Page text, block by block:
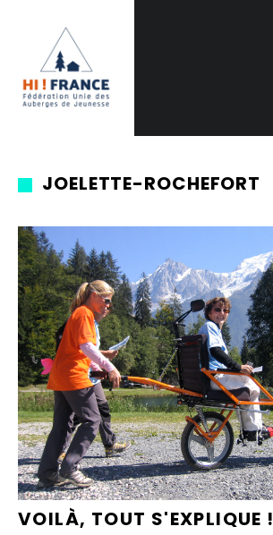
JOELETTE-ROCHEFORT
VOILÀ, TOUT S'EXPLIQUE !